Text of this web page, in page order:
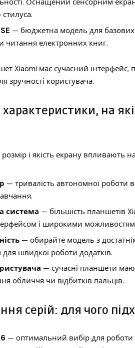
— бюджетна модель для базових
читання електронних книг.
Xiaomi має сучасний інтерфейс,
зручності користувача.
характеристики, на
і якість екрану впливають
— тривалість автономної роботи
система — більшість планшетів
і широкими
— обирайте модель з
швидкої роботи додатків.
— сучасні планшети
обличчя чи відбитків пальців.
серій: для чого
— оптимальний вибір для роботи